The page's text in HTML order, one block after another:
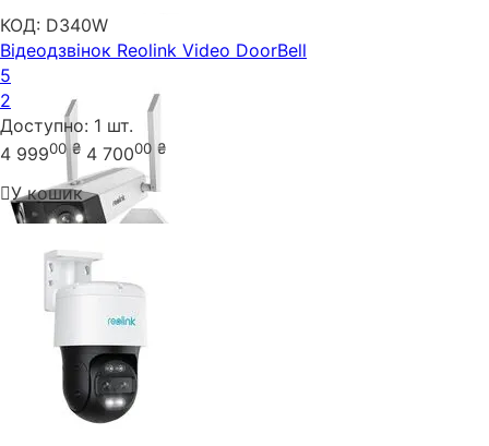
КОД: D340W
Відеодзвінок Reolink Video DoorBell
5
2
Доступно: 1 шт.
4 99900 ₴ 4 70000 ₴
У кошик